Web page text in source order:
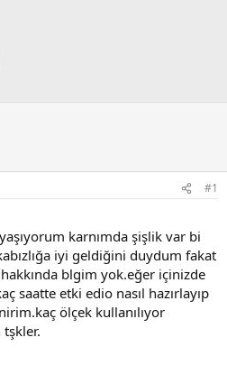
#1
karnımda şişlik var bi
iyi geldiğini duydum fakat
blgim yok.eğer içinizde
saatte etki edio nasıl hazırlayıp
ölçek kullanılıyor
tşkler.